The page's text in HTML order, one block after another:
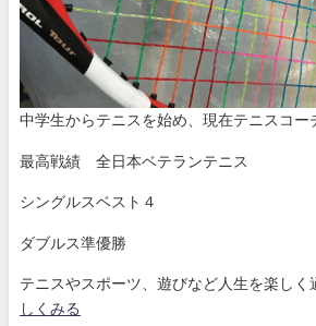
中学生からテニスを始め、現在テニスコー
最高戦績 全日本ベテランテニス
シングルスベスト４
ダブルス準優勝
テニスやスポーツ、遊びなど人生を楽し
しくみる